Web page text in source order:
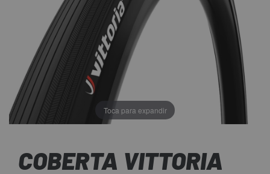
Toca para expandir
COBERTA VITTORIA